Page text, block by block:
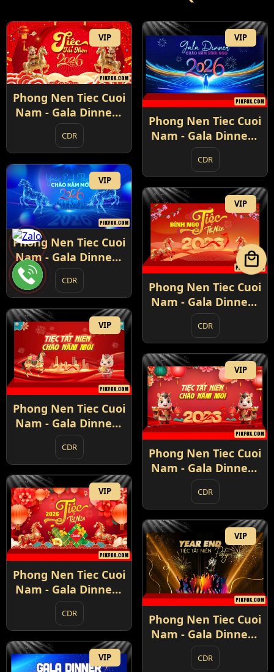
VIP
Phong Nen Tiec Cuoi
Nam - Gala Dinner -
Year End Party 2026
(1)
CDR
VIP
Phong Nen Tiec Cuoi
Nam - Gala Dinner -
Year End Party 2026
(2)
CDR
VIP
Phong Nen Tiec Cuoi
Nam - Gala Dinner -
Year End Party 2026
(3)
CDR
VIP
Phong Nen Tiec Cuoi
Nam - Gala Dinner -
Year End Party 2026
(4)
CDR
VIP
Phong Nen Tiec Cuoi
Nam - Gala Dinner -
Year End Party 2026
(5)
CDR
VIP
Phong Nen Tiec Cuoi
Nam - Gala Dinner -
Year End Party 2026
(6)
CDR
VIP
Phong Nen Tiec Cuoi
Nam - Gala Dinner -
Year End Party 2026
(7)
CDR
VIP
Phong Nen Tiec Cuoi
Nam - Gala Dinner -
Year End Party 2026
(8)
CDR
VIP
local_mall